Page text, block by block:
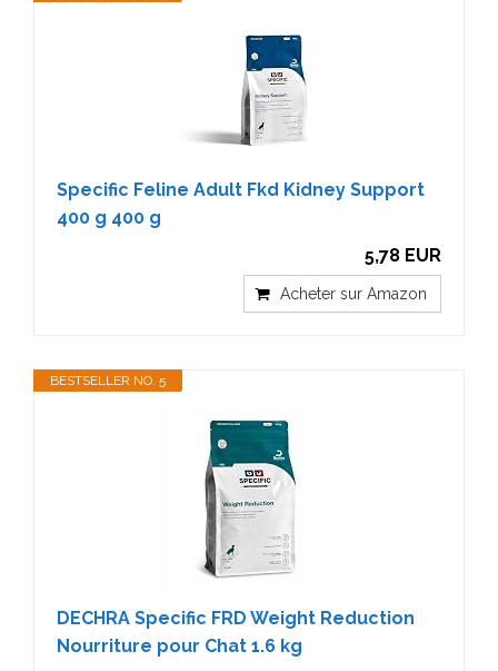
Specific Feline Adult Fkd Kidney Support
400 g 400 g
5,78 EUR
Acheter sur Amazon
BESTSELLER NO. 5
DECHRA Specific FRD Weight Reduction
Nourriture pour Chat 1.6 kg